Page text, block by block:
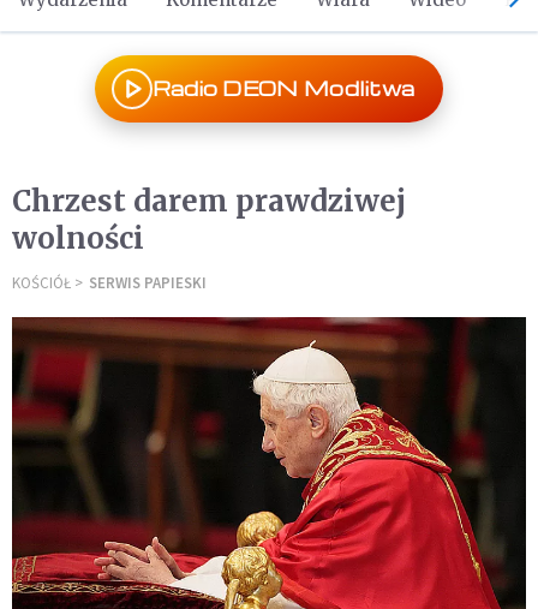
Radio DEON Modlitwa
Chrzest darem prawdziwej
wolności
KOŚCIÓŁ SERWIS PAPIESKI